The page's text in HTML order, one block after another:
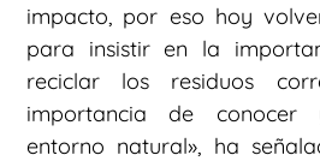
impacto, por eso hoy
para insistir en la
reciclar los residuos
importancia de conocer
entorno natural», ha